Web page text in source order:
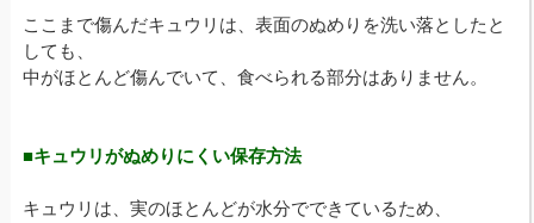
ここまで傷んだキュウリは、表面のぬめりを洗い落としたと
しても、
中がほとんど傷んでいて、食べられる部分はありません。
■キュウリがぬめりにくい保存方法
キュウリは、実のほとんどが水分でできているため、